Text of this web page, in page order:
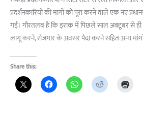
प्रदर्शनकारियों की मांगों को पूरा करने वाले एक नए
गई। गौरतलब है कि इराक में पिछले साल अक्टूबर से ही
लागू करने, रोजगार के अवसर पैदा करने सहित अन्य
Share this: